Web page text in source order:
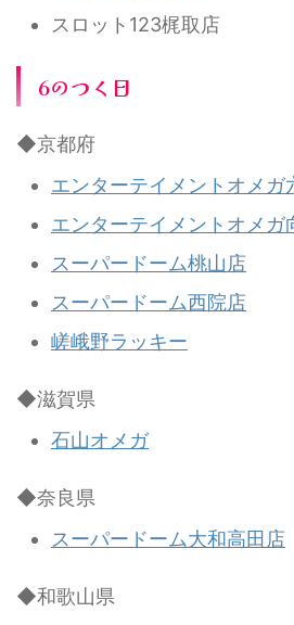
スロット123梶取店
6のつく日
◆京都府
エンターテイメントオメガ
エンターテイメントオメガ
スーパードーム桃山店
スーパードーム西院店
嵯峨野ラッキー
◆滋賀県
石山オメガ
◆奈良県
スーパードーム大和高田店
◆和歌山県